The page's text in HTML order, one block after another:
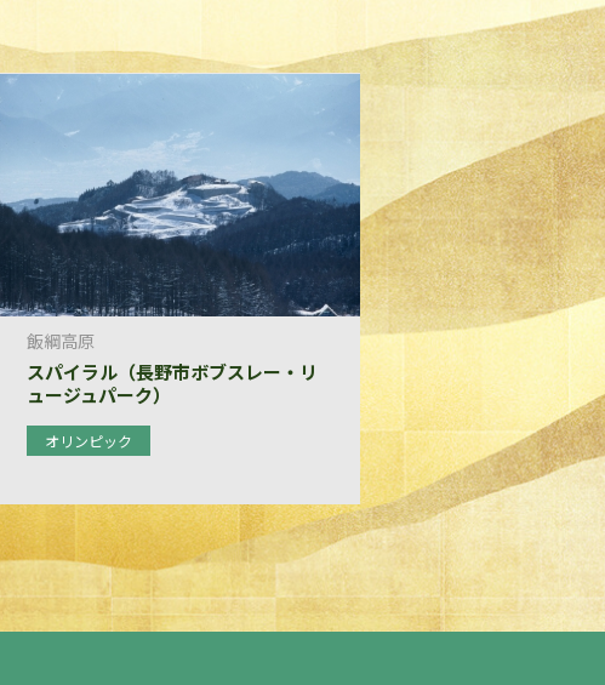
飯綱高原
スパイラル（長野市ボブスレー・リ
ュージュパーク）
オリンピック